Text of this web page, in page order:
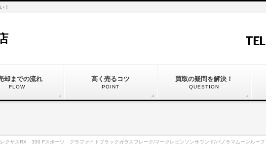
！
TEL
却までの流れ
FLOW
高く売るコツ
POINT
買取の疑問を解決！
QUESTION
クサスRX 300 Fスポーツ グラファイトブラックガラスフレーク/マークレビンソンサウンド/パノラマムーンルーフ